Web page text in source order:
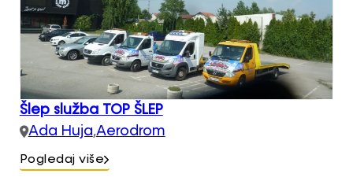
Šlep služba TOP ŠLEP
Ada Huja,Aerodrom
Pogledaj više